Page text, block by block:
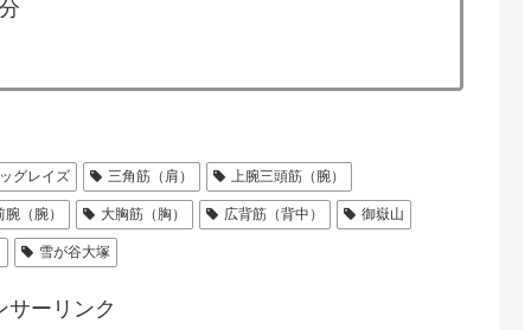
グレイズ 三角筋（肩） 上腕三頭筋（腕）
腕（腕） 大胸筋（胸） 広背筋（背中） 御嶽山
雪が谷大塚
サーリンク